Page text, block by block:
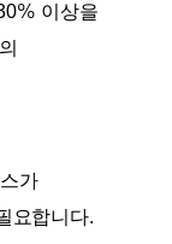
이상을
가
요합니다.